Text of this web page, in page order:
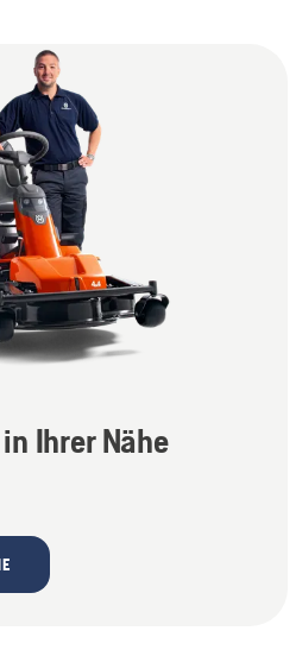
Ihrer Nähe